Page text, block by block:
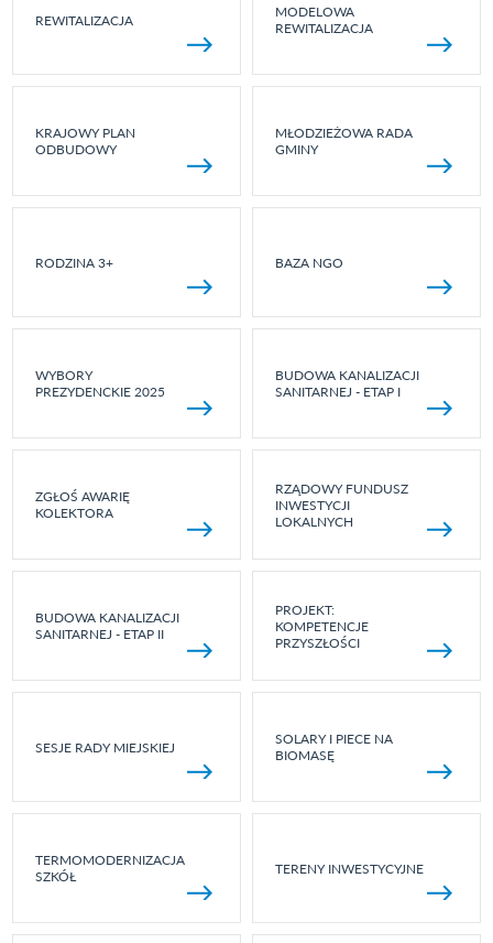
REWITALIZACJA
MODELOWA
REWITALIZACJA
KRAJOWY PLAN
ODBUDOWY
MŁODZIEŻOWA RADA
GMINY
RODZINA 3+ BAZA NGO
WYBORY
PREZYDENCKIE 2025
BUDOWA KANALIZACJI
SANITARNEJ - ETAP I
ZGŁOŚ AWARIĘ
KOLEKTORA
RZĄDOWY FUNDUSZ
INWESTYCJI
LOKALNYCH
BUDOWA KANALIZACJI
SANITARNEJ - ETAP II
PROJEKT:
KOMPETENCJE
PRZYSZŁOŚCI
SESJE RADY MIEJSKIEJ
SOLARY I PIECE NA
BIOMASĘ
TERMOMODERNIZACJA
SZKÓŁ
TERENY INWESTYCYJNE